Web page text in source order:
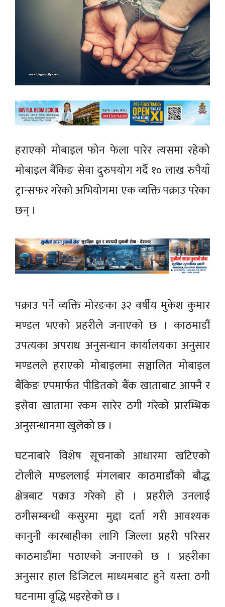
हराएको मोबाइल फोन फेला पारेर त्यसमा रहेको
मोबाइल बैंकिङ सेवा दुरुपयोग गर्दै १० लाख रुपैयाँ
ट्रान्सफर गरेको अभियोगमा एक व्यक्ति पक्राउ परेका
छन् ।
पक्राउ पर्ने व्यक्ति मोरङका ३२ वर्षीय मुकेश कुमार
मण्डल भएको प्रहरीले जनाएको छ । काठमाडौं
उपत्यका अपराध अनुसन्धान कार्यालयका अनुसार
मण्डलले हराएको मोबाइलमा सञ्चालित मोबाइल
बैंकिङ एपमार्फत पीडितको बैंक खाताबाट आफ्नै र
इसेवा खातामा रकम सारेर ठगी गरेको प्रारम्भिक
अनुसन्धानमा खुलेको छ ।
घटनाबारे विशेष सूचनाको आधारमा खटिएको
टोलीले मण्डललाई मंगलबार काठमाडौंको बौद्ध
क्षेत्रबाट पक्राउ गरेको हो । प्रहरीले उनलाई
ठगीसम्बन्धी कसुरमा मुद्दा दर्ता गरी आवश्यक
कानुनी कारबाहीका लागि जिल्ला प्रहरी परिसर
काठमाडौंमा पठाएको जनाएको छ । प्रहरीका
अनुसार हाल डिजिटल माध्यमबाट हुने यस्ता ठगी
घटनामा वृद्धि भइरहेको छ ।